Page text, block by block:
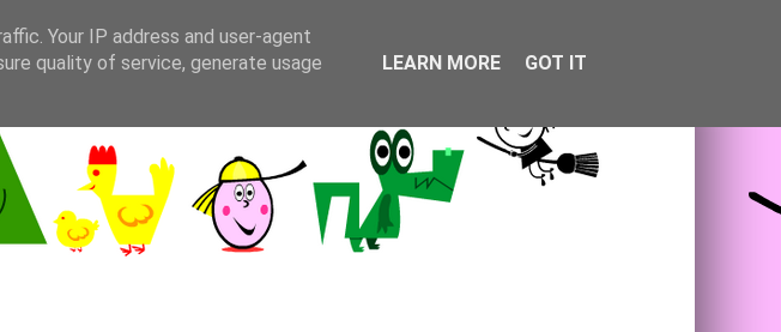
Your IP address and user-agent
quality of service, generate usage
LEARN MORE GOT IT